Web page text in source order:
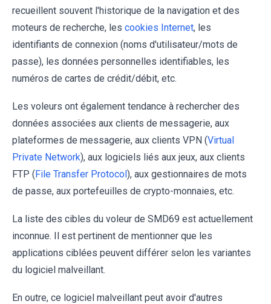
recueillent souvent l'historique de la navigation et des
moteurs de recherche, les cookies Internet, les
identifiants de connexion (noms d'utilisateur/mots de
passe), les données personnelles identifiables, les
numéros de cartes de crédit/débit, etc.
Les voleurs ont également tendance à rechercher des
données associées aux clients de messagerie, aux
plateformes de messagerie, aux clients VPN (Virtual
Private Network), aux logiciels liés aux jeux, aux clients
FTP (File Transfer Protocol), aux gestionnaires de mots
de passe, aux portefeuilles de crypto-monnaies, etc.
La liste des cibles du voleur de SMD69 est actuellement
inconnue. Il est pertinent de mentionner que les
applications ciblées peuvent différer selon les variantes
du logiciel malveillant.
En outre, ce logiciel malveillant peut avoir d'autres